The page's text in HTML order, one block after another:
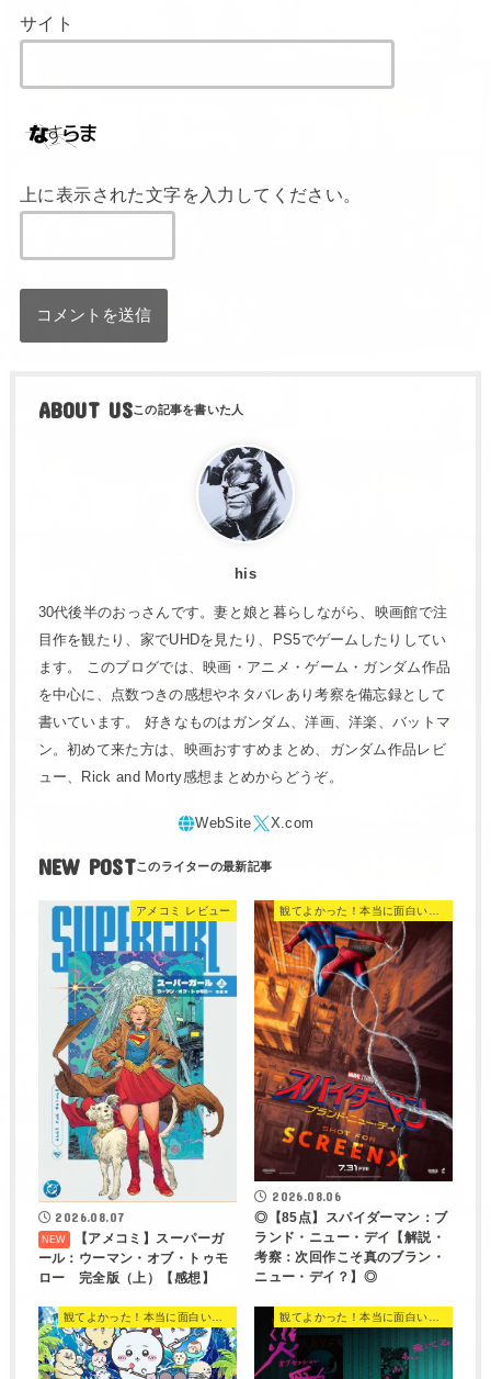
サイト
上に表示された文字を入力してください。
ABOUT US
his
30代後半のおっさんです。妻と娘と暮らしながら、映画館で注
目作を観たり、家でUHDを見たり、PS5でゲームしたりしてい
ます。 このブログでは、映画・アニメ・ゲーム・ガンダム作品
を中心に、点数つきの感想やネタバレあり考察を備忘録として
書いています。 好きなものはガンダム、洋画、洋楽、バットマ
ン。初めて来た方は、映画おすすめまとめ、ガンダム作品レビ
ュー、Rick and Morty感想まとめからどうぞ。
NEW POST
アメコミ レビュー
2026.08.07
【アメコミ】スーパーガ
ール：ウーマン・オブ・トゥモ
ロー 完全版（上）【感想】
2026.08.06
◎【85点】スパイダーマン：ブ
ランド・ニュー・デイ【解説・
考察：次回作こそ真のブラン・
ニュー・デイ？】◎